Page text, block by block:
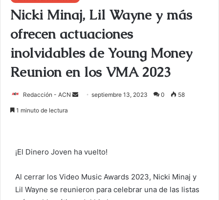
Nicki Minaj, Lil Wayne y más
ofrecen actuaciones
inolvidables de Young Money
Reunion en los VMA 2023
Redacción - ACN
r
n
c
septiembre 13, 2023 0 58
1 minuto de lectura
¡El Dinero Joven ha vuelto!
Al cerrar los Video Music Awards 2023, Nicki Minaj y
Lil Wayne se reunieron para celebrar una de las listas